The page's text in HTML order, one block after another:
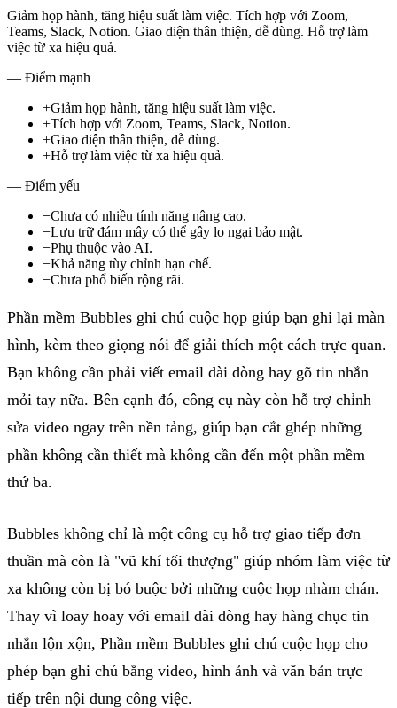
Giảm họp hành, tăng hiệu suất làm việc. Tích hợp với Zoom,
Teams, Slack, Notion. Giao diện thân thiện, dễ dùng. Hỗ trợ làm
việc từ xa hiệu quả.
— Điểm mạnh
+Giảm họp hành, tăng hiệu suất làm việc.
+Tích hợp với Zoom, Teams, Slack, Notion.
+Giao diện thân thiện, dễ dùng.
+Hỗ trợ làm việc từ xa hiệu quả.
— Điểm yếu
−Chưa có nhiều tính năng nâng cao.
−Lưu trữ đám mây có thể gây lo ngại bảo mật.
−Phụ thuộc vào AI.
−Khả năng tùy chỉnh hạn chế.
−Chưa phổ biến rộng rãi.
Phần mềm Bubbles ghi chú cuộc họp giúp bạn ghi lại màn
hình, kèm theo giọng nói để giải thích một cách trực quan.
Bạn không cần phải viết email dài dòng hay gõ tin nhắn
mỏi tay nữa. Bên cạnh đó, công cụ này còn hỗ trợ chỉnh
sửa video ngay trên nền tảng, giúp bạn cắt ghép những
phần không cần thiết mà không cần đến một phần mềm
thứ ba.
Bubbles không chỉ là một công cụ hỗ trợ giao tiếp đơn
thuần mà còn là "vũ khí tối thượng" giúp nhóm làm việc từ
xa không còn bị bó buộc bởi những cuộc họp nhàm chán.
Thay vì loay hoay với email dài dòng hay hàng chục tin
nhắn lộn xộn, Phần mềm Bubbles ghi chú cuộc họp cho
phép bạn ghi chú bằng video, hình ảnh và văn bản trực
tiếp trên nội dung công việc.